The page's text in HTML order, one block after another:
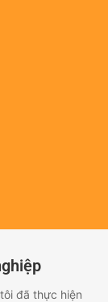
đã thực hiện